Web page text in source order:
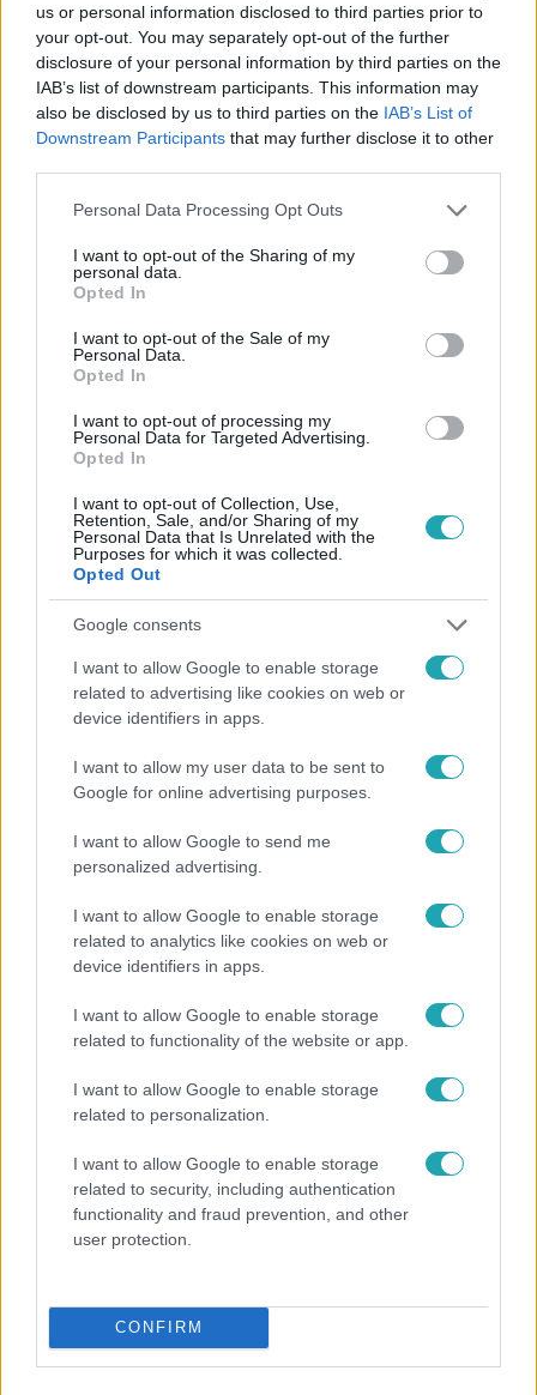
us or personal information disclosed to third parties prior to
your opt-out. You may separately opt-out of the further
disclosure of your personal information by third parties on the
IAB’s list of downstream participants. This information may
also be disclosed by us to third parties on the IAB’s List of
Downstream Participants that may further disclose it to other
Please note that this website/app uses one or more Google
not limited to your visit or usage behaviour. You may click to
grant or deny consent to Google and its third-party tags to
use your data for below specified purposes in below Google
consent section.
Personal Data Processing Opt Outs
I want to opt-out of the Sharing of my
personal data.
Opted In
I want to opt-out of the Sale of my
Personal Data.
Opted In
I want to opt-out of processing my
Personal Data for Targeted Advertising.
Opted In
I want to opt-out of Collection, Use,
Retention, Sale, and/or Sharing of my
Personal Data that Is Unrelated with the
Purposes for which it was collected.
Opted Out
Google consents
I want to allow Google to enable storage
related to advertising like cookies on web or
device identifiers in apps.
I want to allow my user data to be sent to
Google for online advertising purposes.
I want to allow Google to send me
personalized advertising.
I want to allow Google to enable storage
related to analytics like cookies on web or
device identifiers in apps.
I want to allow Google to enable storage
related to functionality of the website or app.
I want to allow Google to enable storage
related to personalization.
I want to allow Google to enable storage
related to security, including authentication
functionality and fraud prevention, and other
user protection.
CONFIRM
Belföld
2023. május 15. 4:53
A Kutyapárt most először elérte a parlamenti
küszöböt, a DK támogatottsága csökkent
A Fidesz áprilisban stagnált – derült ki egy friss
felmérésből.
Belföld
2023. április 3. 7:00
Megállt a Fidesz zuhanása, a Nézőpont szerint
még a kétfarkúak is bejuthatnának a közvélemény-
kutatások szerint.
Belföld
Republikon: a Fidesz szavazóinak negyede
egyetért a szankciókkal
A magyarok 32 százaléka ellenzi az Európai Unió
Oroszország elleni szankcióit.